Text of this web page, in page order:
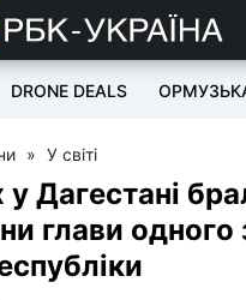
DRONE DEALS
» У світі
Дагестані
глави одного